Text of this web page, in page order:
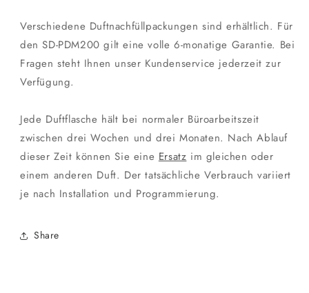
Verschiedene Duftnachfüllpackungen sind erhältlich. Für
den SD-PDM200 gilt eine volle 6-monatige Garantie. Bei
Fragen steht Ihnen unser Kundenservice jederzeit zur
Verfügung.
Jede Duftflasche hält bei normaler Büroarbeitszeit
zwischen drei Wochen und drei Monaten. Nach Ablauf
dieser Zeit können Sie eine Ersatz im gleichen oder
einem anderen Duft. Der tatsächliche Verbrauch variiert
je nach Installation und Programmierung.
Share